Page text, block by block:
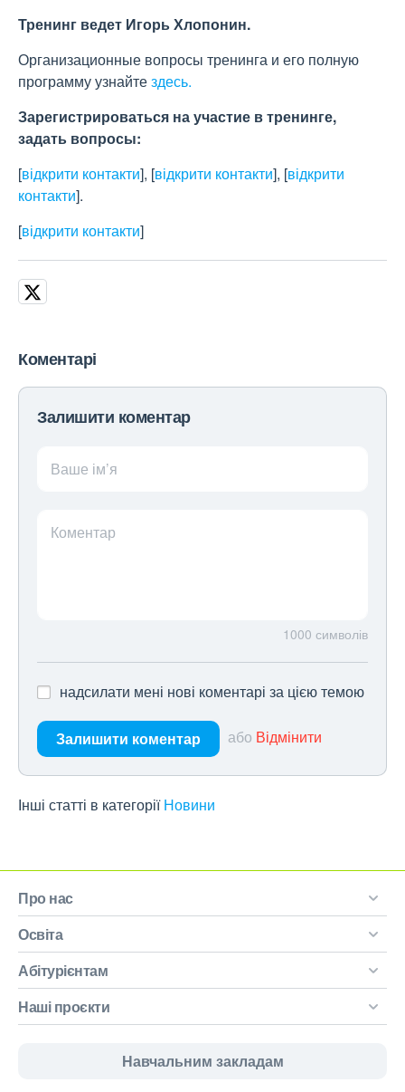
Тренинг ведет Игорь Хлопонин.
Организационные вопросы тренинга и его полную
программу узнайтездесь.
Зарегистрироваться на участие в тренинге,
задать вопросы:
[відкрити контакти], [відкрити контакти], [відкрити
контакти].
[відкрити контакти]
Коментарі
Залишити коментар
Ваше ім’я
Коментар
1000 символів
надсилати мені нові коментарі за цією темою
Залишити коментар або Відмінити
Інші статті в категорії Новини
Про нас
Освіта
Абітурієнтам
Наші проєкти
Навчальним закладам